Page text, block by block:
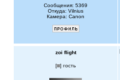
Сообщения: 5369
Откуда: Vilnius
Камера: Canon
zoi flight
[ ] гость